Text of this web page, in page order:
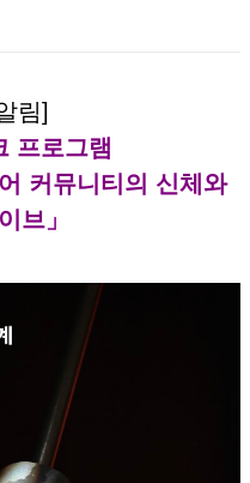
림]
프로그램
커뮤니티의 신체와
브」